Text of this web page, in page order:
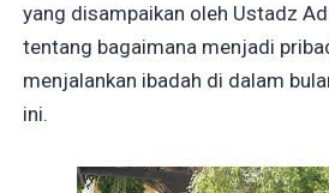
yang disampaikan oleh Ustadz
tentang bagaimana menjadi
menjalankan ibadah di dalam
ini.